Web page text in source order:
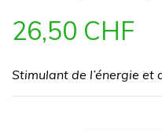
26,50 CHF
Stimulant de l’énergie et